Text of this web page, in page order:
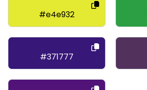
#e4e932
#371777